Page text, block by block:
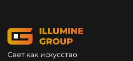
Свет как искусство